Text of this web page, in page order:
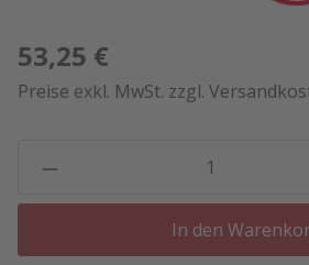
53,25 €
Preise exkl. MwSt. zzgl.
In den